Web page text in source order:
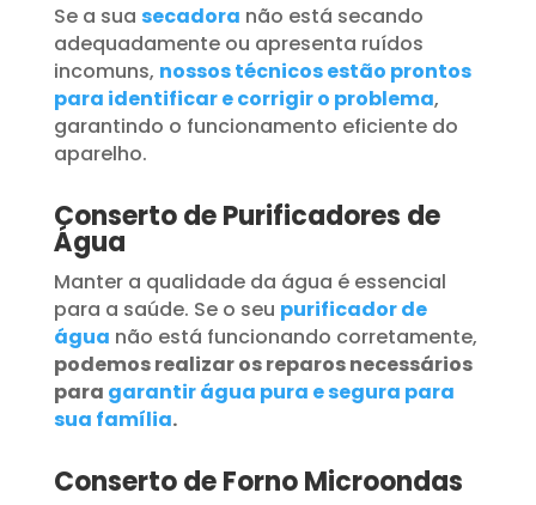
Se a sua secadora não está secando
adequadamente ou apresenta ruídos
incomuns, nossos técnicos estão prontos
para identificar e corrigir o problema,
garantindo o funcionamento eficiente do
aparelho.
Conserto de Purificadores de
Água
Manter a qualidade da água é essencial
para a saúde. Se o seu purificador de
água não está funcionando corretamente,
podemos realizar os reparos necessários
para garantir água pura e segura para
sua família.
Conserto de Forno Microondas